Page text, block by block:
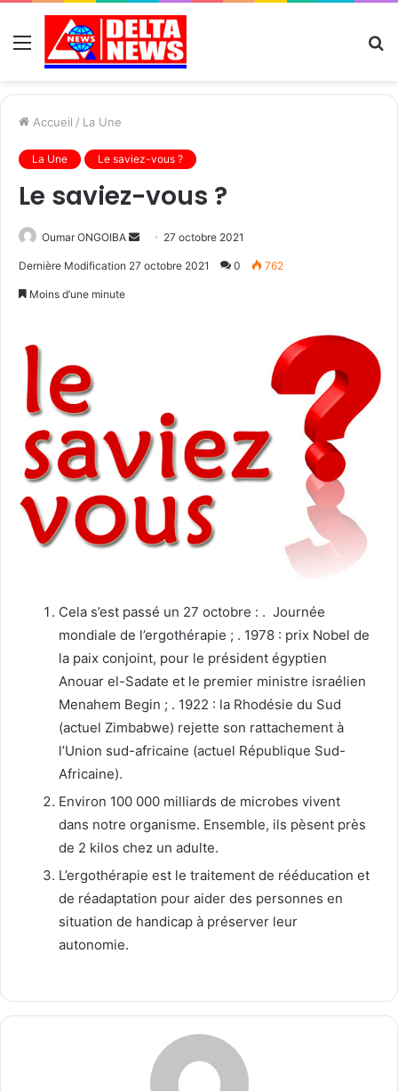
Menu
Accueil / La Une
La Une Le saviez-vous ?
Le saviez-vous ?
Oumar ONGOIBA
Send 27 octobre 2021
Dernière Modification 27 octobre 2021 0 762
Moins d’une minute
Cela s’est passé un 27 octobre : . Journée
mondiale de l’ergothérapie ; . 1978 : prix Nobel de
la paix conjoint, pour le président égyptien
Anouar el-Sadate et le premier ministre israélien
Menahem Begin ; . 1922 : la Rhodésie du Sud
(actuel Zimbabwe) rejette son rattachement à
l’Union sud-africaine (actuel République Sud-
Africaine).
Environ 100 000 milliards de microbes vivent
dans notre organisme. Ensemble, ils pèsent près
de 2 kilos chez un adulte.
L’ergothérapie est le traitement de rééducation et
de réadaptation pour aider des personnes en
situation de handicap à préserver leur
autonomie.